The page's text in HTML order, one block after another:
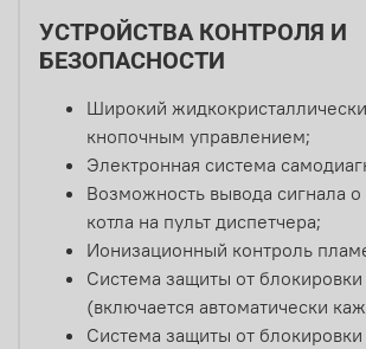
УСТРОЙСТВА КОНТРОЛЯ И
БЕЗОПАСНОСТИ
Широкий
кнопочным управлением;
Электронная система
Возможность вывода сигнала
котла на пульт диспетчера;
Ионизационный контроль
Система защиты от блокировки
(включается автоматически
Система защиты от блокировки